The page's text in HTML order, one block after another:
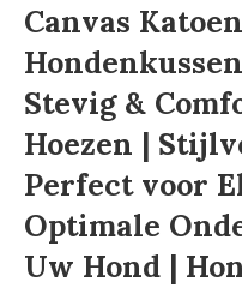
Canvas
Stevig &
Hoezen |
Perfect voor
Optimale
Uw Hond |